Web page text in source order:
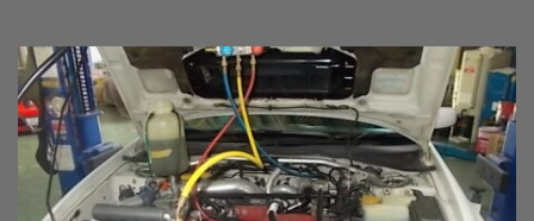
ラーが割れてしまい、ク…